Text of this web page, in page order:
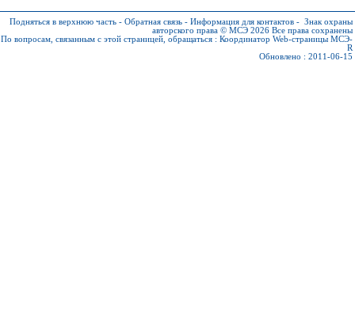
Подняться в верхнюю часть - Обратная связь - Информация для контактов - Знак охраны
авторского права © МСЭ 2026 Все права сохранены
По вопросам, связанным с этой страницей, обращаться : Координатор Web-страницы МСЭ-
R
Обновлено : 2011-06-15